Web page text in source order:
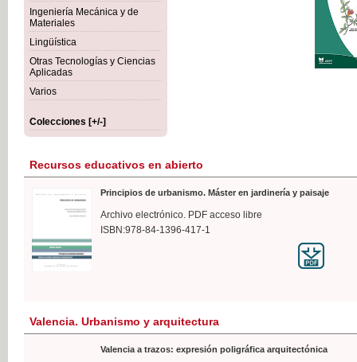
Ingeniería Mecánica y de
Materiales
Lingüística
Otras Tecnologías y Ciencias
Aplicadas
Varios
Colecciones [+/-]
IVA
Recursos educativos en abierto
Principios de urbanismo. Máster en jardinería y paisaje
Archivo electrónico. PDF acceso libre
ISBN:978-84-1396-417-1
Valencia. Urbanismo y arquitectura
Valencia a trazos: expresión poligráfica arquitectónica